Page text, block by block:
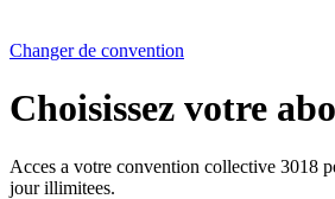
Changer de convention
Choisissez votre
Acces a votre convention collective 3018
jour illimitees.